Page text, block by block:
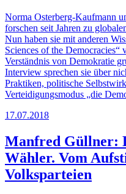
Norma Osterberg-Kaufmann
forschen seit Jahren zu
Nun haben sie mit anderen
Sciences of the Democracies“
Verständnis von Demokratie
Interview sprechen sie über
Praktiken, politische
Verteidigungsmodus „die
17.07.2018
Manfred Güllner:
Wähler. Vom
Volksparteien